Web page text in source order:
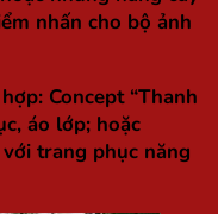
nhấn cho bộ ảnh
Concept “Thanh
áo lớp; hoặc
trang phục năng